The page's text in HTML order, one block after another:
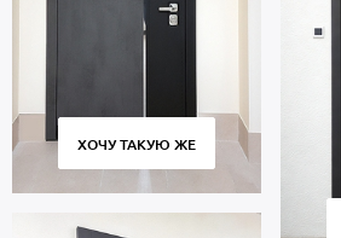
ХОЧУ ТАКУЮ ЖЕ